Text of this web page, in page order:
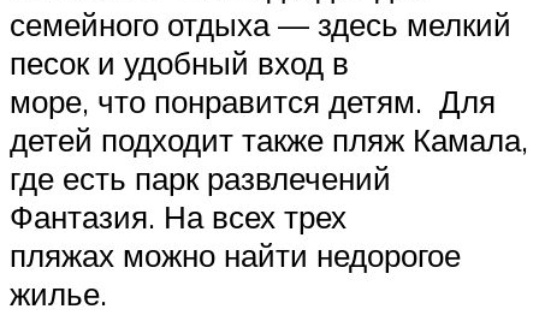
семейного отдыха — здесь мелкий
песок и удобный вход в
море, что понравится детям. Для
детей подходит также пляж Камала,
где есть парк развлечений
Фантазия. На всех трех
пляжах можно найти недорогое
жилье.